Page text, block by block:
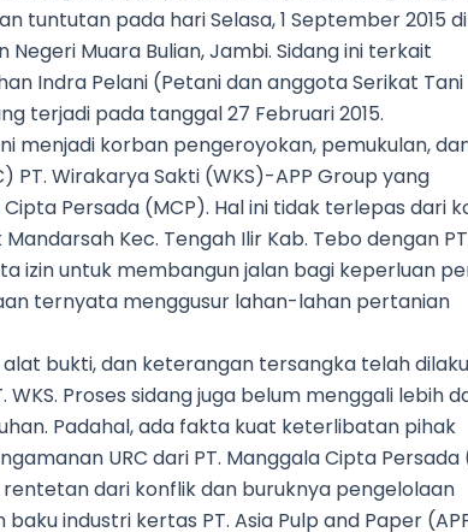
tuntutan pada hari Selasa, 1 September 2015 di
Negeri Muara Bulian, Jambi. Sidang ini terkait
Indra Pelani (Petani dan anggota Serikat Tani
terjadi pada tanggal 27 Februari 2015.
menjadi korban pengeroyokan, pemukulan,
PT. Wirakarya Sakti (WKS)-APP Group yang
Persada (MCP). Hal ini tidak terlepas dari
Kec. Tengah Ilir Kab. Tebo dengan
izin untuk membangun jalan bagi keperluan
ternyata menggusur lahan-lahan pertanian
bukti, dan keterangan tersangka telah
Proses sidang juga belum menggali lebih
Padahal, ada fakta kuat keterlibatan pihak
URC dari PT. Manggala Cipta Persada
dari konflik dan buruknya pengelolaan
industri kertas PT. Asia Pulp and Paper